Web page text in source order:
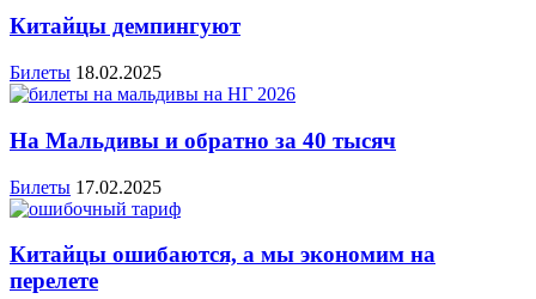
Китайцы демпингуют
Билеты 18.02.2025
На Мальдивы и обратно за 40 тысяч
Билеты 17.02.2025
Китайцы ошибаются, а мы экономим на
перелете